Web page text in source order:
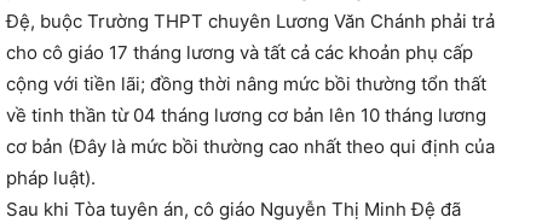
Đệ, buộc Trường THPT chuyên Lương Văn Chánh phải trả
cho cô giáo 17 tháng lương và tất cả các khoản phụ cấp
cộng với tiền lãi; đồng thời nâng mức bồi thường tổn thất
về tinh thần từ 04 tháng lương cơ bản lên 10 tháng lương
cơ bản (Đây là mức bồi thường cao nhất theo qui định của
pháp luật).
Sau khi Tòa tuyên án, cô giáo Nguyễn Thị Minh Đệ đã